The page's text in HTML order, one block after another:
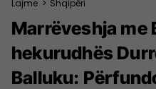
Lajme > Shqipëri
Marrëveshja me
hekurudhës
Balluku: